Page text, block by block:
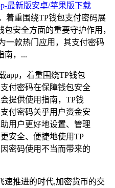
最新版安卓/苹果版下载
着重围绕TP钱包支付密码展
安全方面的重要守护作用，
一款热门应用，其支付密码
南，...
app，着重围绕TP钱包
付密码在保障钱包安全
提供使用指南，TP钱
付密码关乎用户资金安
用户更好地设置、管理
安全、便捷地使用TP
密码使用不当而带来的
速推进的时代,加密货币的交